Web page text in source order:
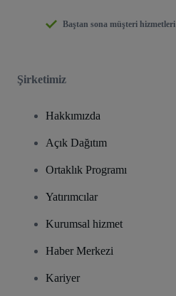
Baştan sona müşteri hizmetleri
Şirketimiz
Hakkımızda
Açık Dağıtım
Ortaklık Programı
Yatırımcılar
Kurumsal hizmet
Haber Merkezi
Kariyer